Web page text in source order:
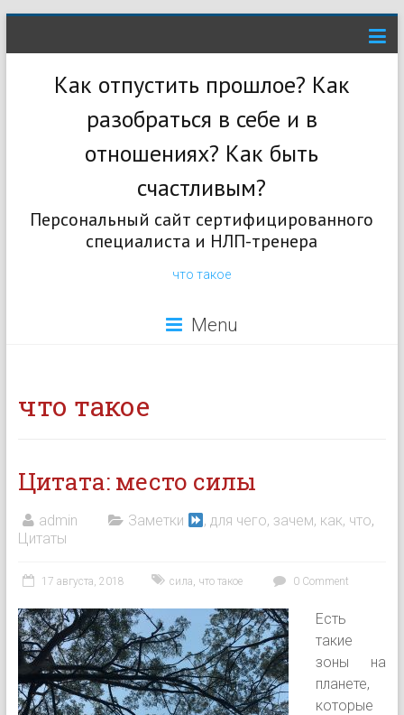
Как отпустить прошлое? Как
разобраться в себе и в
отношениях? Как быть
счастливым?
Персональный сайт сертифицированного
специалиста и НЛП-тренера
что такое
Menu
что такое
Цитата: место силы
admin Заметки , для чего, зачем, как, что,
Цитаты
17 августа, 2018 сила, что такое 0 Comment
Есть
такие
зоны на
планете,
которые